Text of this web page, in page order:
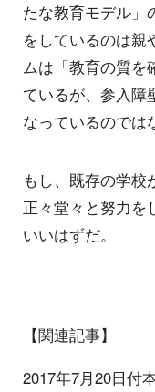
たな教育モデル」
をしているのは親
ムは「教育の質を
ているが、参入障
なっているのでは
もし、既存の学校
正々堂々と努力を
いいはずだ。
【関連記事】
2017年7月20日付